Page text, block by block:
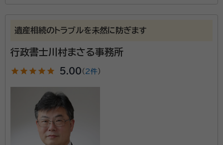
若林 五郎（ワカバヤシ ゴロウ）
行政書士、宅地建物取引士
事務所口コミ（抜粋）：
account_circle
面談の感想
面談の時に丁寧な対応をしてもらったのが依頼を決めたポイントです。わ
からないことがたくさんあって相談したのですが丁寧に受け答えしても
らいました。問題解決までは時間がかかるのですが、道筋をたててもらい
段取りよく現在も対応してもらっております。
契約後の感想
遺産相続のトラブルを未然に防ぎます
行政書士川村まさる事務所
star star star star star 5.00 （ 2件 ）